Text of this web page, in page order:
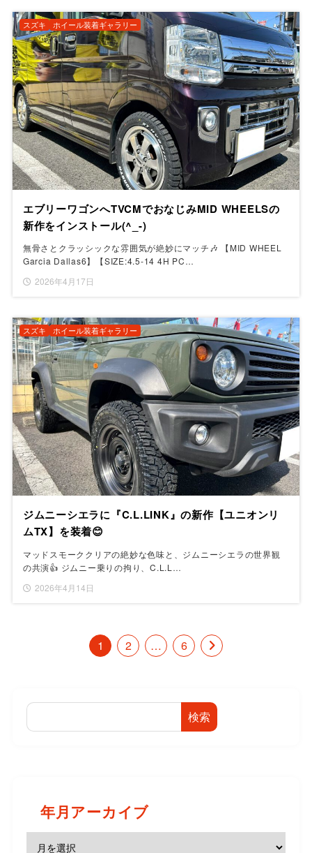
エブリーワゴンへTVCMでおなじみMID WHEELSの
新作をインストール(^_-)
無骨さとクラッシックな雰囲気が絶妙にマッチ🎶 【MID WHEEL
Garcia Dallas6】【SIZE:4.5-14 4H PC…
2026年4月17日
スズキ ホイール装着ギャラリー
ジムニーシエラに『C.L.LINK』の新作【ユニオンリ
ムTX】を装着😊
マッドスモーククリアの絶妙な色味と、ジムニーシエラの世界観
の共演👍 ジムニー乗りの拘り、C.L.L…
2026年4月14日
スズキ ホイール装着ギャラリー
1 2 … 6
検索
年月アーカイブ